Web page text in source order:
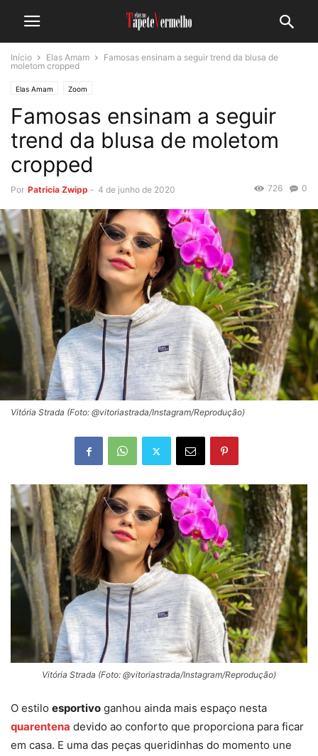
Início Elas Amam
Famosas ensinam a seguir trend da blusa de
moletom cropped
Elas Amam Zoom
Famosas ensinam a seguir
trend da blusa de moletom
cropped
Por Patricia Zwipp - 4 de junho de 2020 0
726
Vitória Strada (Foto: @vitoriastrada/Instagram/Reprodução)
Vitória Strada (Foto: @vitoriastrada/Instagram/Reprodução)
O estilo esportivo ganhou ainda mais espaço nesta
quarentena devido ao conforto que proporciona para ficar
em casa. E uma das peças queridinhas do momento une